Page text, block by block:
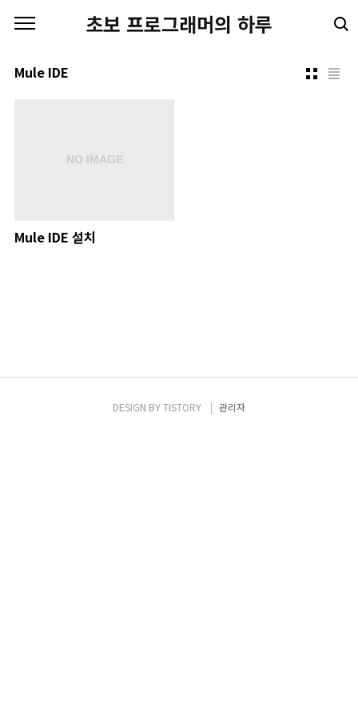
초보 프로그래머의 하루
Mule IDE
Mule IDE 설치
DESIGN BYTISTORY 관리자